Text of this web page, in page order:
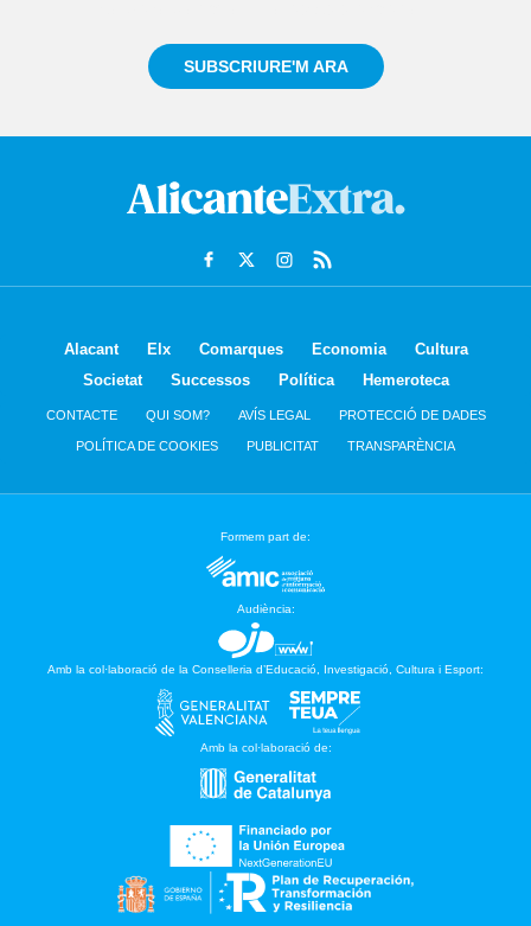
SUBSCRIURE'M ARA
Alacant Elx Comarques Economia
Cultura
Societat
Successos Política Hemeroteca
CONTACTE QUI SOM? AVÍS LEGAL PROTECCIÓ DE DADES
POLÍTICA DE COOKIES PUBLICITAT TRANSPARÈNCIA
Formem part de:
Audiència:
Amb la col·laboració de la Conselleria d’Educació, Investigació, Cultura i Esport:
Amb la col·laboració de: